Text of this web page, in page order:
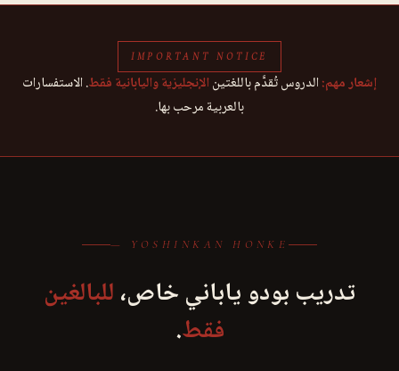
IMPORTANT NOTICE
إشعار مهم:الدروس تُقدَّم باللغتينالإنجليزية واليابانية فقط. الاستفسارات
بالعربية مرحب بها.
— YOSHINKAN HONKE
تدريب بودو ياباني خاص،للبالغين
فقط.